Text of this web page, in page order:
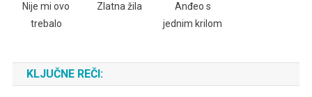
Nije mi ovo
trebalo
Zlatna žila
Anđeo s
jednim krilom
KLJUČNE REČI: